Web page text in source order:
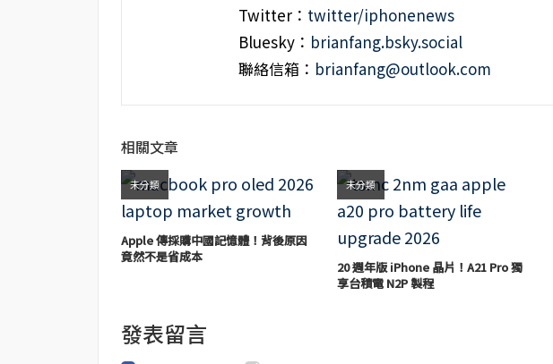
Twitter： twitter/iphonenews
Bluesky： brianfang.bsky.social
聯絡信箱： brianfang@outlook.com
相關文章
未分類
Apple 傳採購中國記憶體！背後原因
竟然不是省成本
未分類
20 週年版 iPhone 晶片！A21 Pro 獨
享台積電 N2P 製程
發表留言